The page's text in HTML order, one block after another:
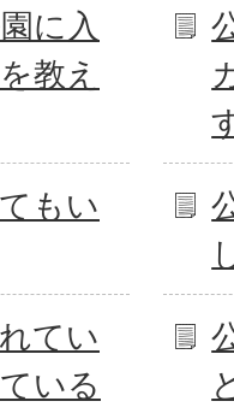
に入
教え
もい
てい
いる